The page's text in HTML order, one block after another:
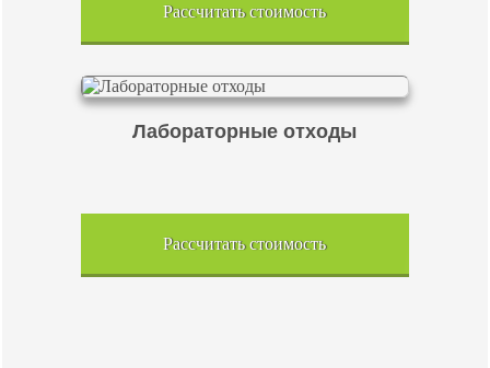
Рассчитать стоимость
Лабораторные отходы
Рассчитать стоимость